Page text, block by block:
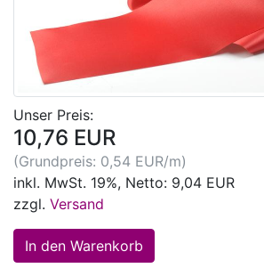
Unser Preis:
10,76 EUR
(Grundpreis: 0,54 EUR/m)
inkl. MwSt. 19%, Netto: 9,04 EUR
zzgl. Versand